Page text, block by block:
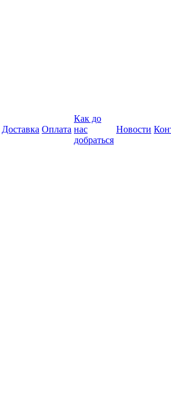
Доставка Оплата
Как до
нас
добраться
Новости